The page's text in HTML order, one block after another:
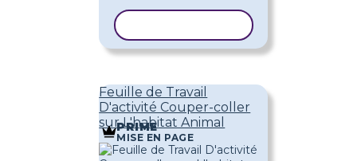
Feuille de Travail
D'activité Couper-coller
sur L'habitat Animal
PRIME
MISE EN PAGE